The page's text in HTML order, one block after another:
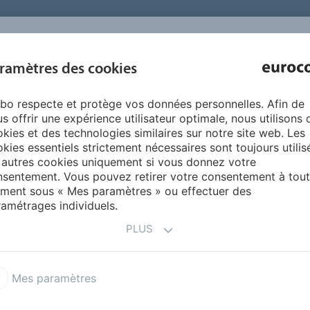
SUR NOUS PRODUITS
INSPIRATION
esthétique.
des cookies
respecte et protège vos données personnelles. Afin de
offrir une expérience utilisateur optimale, nous utilisons
et des technologies similaires sur notre site web. Les
essentiels strictement nécessaires sont toujours
cookies uniquement si vous donnez votre
Vous pouvez retirer votre consentement à tout
sous « Mes paramètres » ou effectuer des
individuels.
PLUS
Mes paramètres